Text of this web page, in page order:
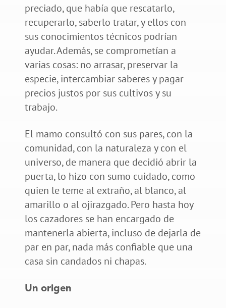
preciado, que había que rescatarlo,
recuperarlo, saberlo tratar, y ellos con
sus conocimientos técnicos podrían
ayudar. Además, se comprometían a
varias cosas: no arrasar, preservar la
especie, intercambiar saberes y pagar
precios justos por sus cultivos y su
trabajo.
El mamo consultó con sus pares, con la
comunidad, con la naturaleza y con el
universo, de manera que decidió abrir la
puerta, lo hizo con sumo cuidado, como
quien le teme al extraño, al blanco, al
amarillo o al ojirazgado. Pero hasta hoy
los cazadores se han encargado de
mantenerla abierta, incluso de dejarla de
par en par, nada más confiable que una
casa sin candados ni chapas.
Un origen